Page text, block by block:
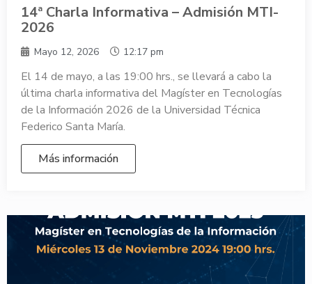
14ª Charla Informativa – Admisión MTI-
2026
Mayo 12, 2026 12:17 pm
El 14 de mayo, a las 19:00 hrs., se llevará a cabo la
última charla informativa del Magíster en Tecnologías
de la Información 2026 de la Universidad Técnica
Federico Santa María.
Más información